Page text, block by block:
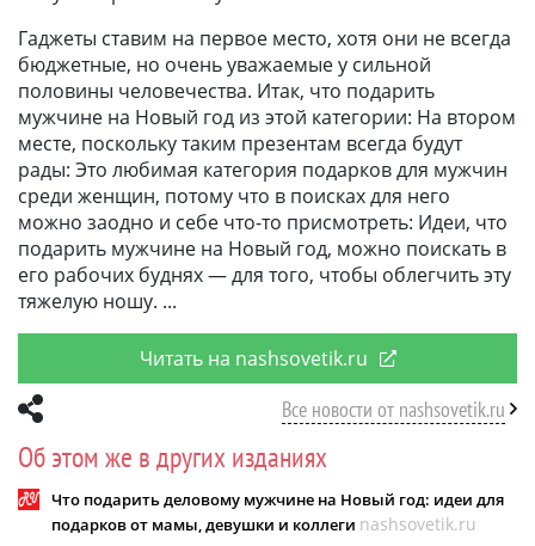
Гаджеты ставим на первое место, хотя они не всегда
бюджетные, но очень уважаемые у сильной
половины человечества. Итак, что подарить
мужчине на Новый год из этой категории: На втором
месте, поскольку таким презентам всегда будут
рады: Это любимая категория подарков для мужчин
среди женщин, потому что в поисках для него
можно заодно и себе что-то присмотреть: Идеи, что
подарить мужчине на Новый год, можно поискать в
его рабочих буднях — для того, чтобы облегчить эту
тяжелую ношу.
Читать на nashsovetik.ru
Все новости от nashsovetik.ru
Об этом же в других изданиях
Что подарить деловому мужчине на Новый год: идеи для
подарков от мамы, девушки и коллеги nashsovetik.ru